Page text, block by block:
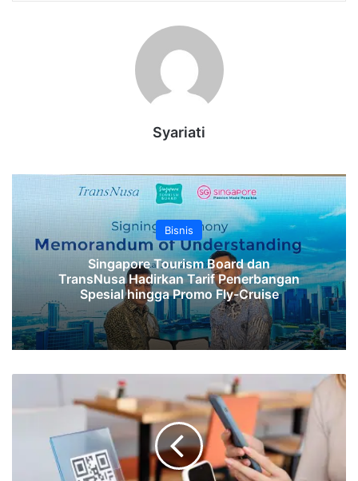
Syariati
Bisnis
Singapore Tourism Board dan
TransNusa Hadirkan Tarif Penerbangan
Spesial hingga Promo Fly-Cruise
Dibebankan